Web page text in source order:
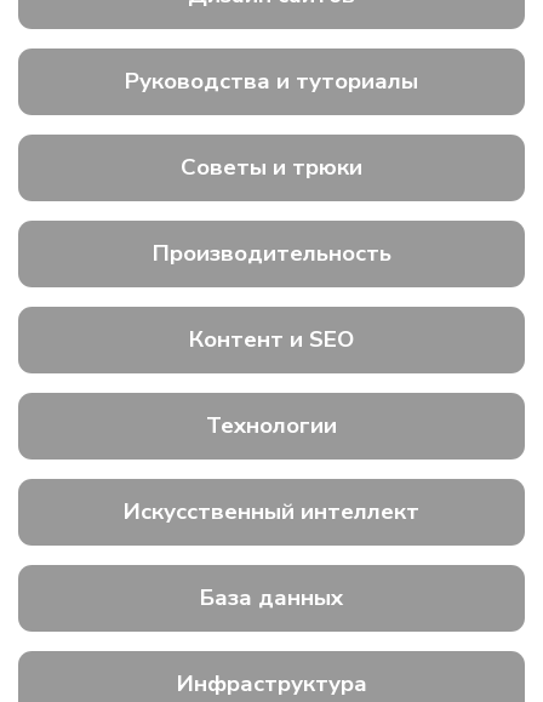
Руководства и туториалы
Советы и трюки
Производительность
Контент и SEO
Технологии
Искусственный интеллект
База данных
Инфраструктура